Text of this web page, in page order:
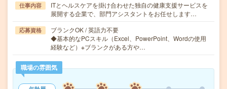
仕事内容
ITとヘルスケアを掛け合わせた独自の健康支援サービスを
展開する企業で、部門アシスタントをお任せします…
応募資格
ブランクOK / 英語力不要
◆基本的なPCスキル（Excel、PowerPoint、Wordの使用
経験など）※ブランクがある方や…
職場の雰囲気